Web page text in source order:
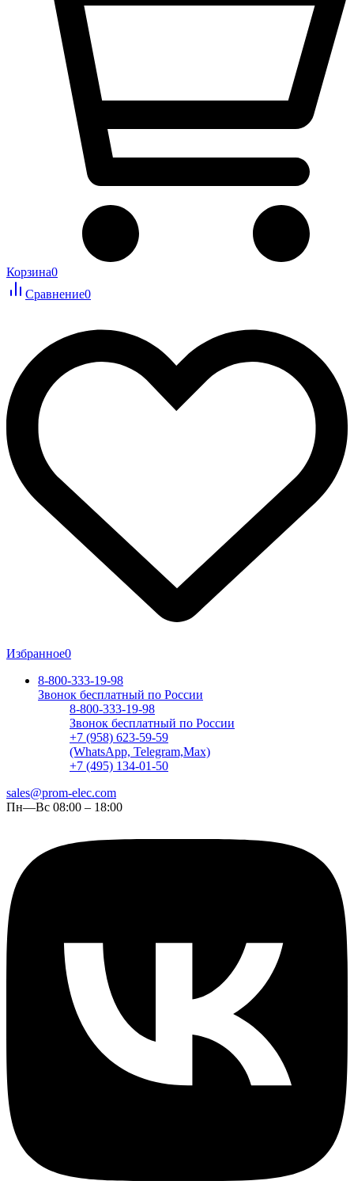
Корзина0
Сравнение0
Избранное0
8-800-333-19-98
Звонок бесплатный по России
8-800-333-19-98
Звонок бесплатный по России
+7 (958) 623-59-59
(WhatsApp, Telegram,Max)
+7 (495) 134-01-50
sales@prom-elec.com
Пн—Вс 08:00 – 18:00